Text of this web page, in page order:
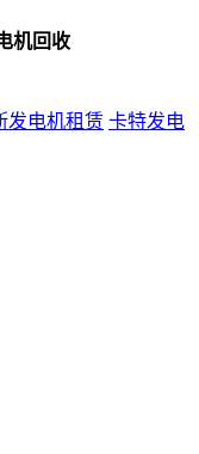
机回收
发电机租赁 卡特发电